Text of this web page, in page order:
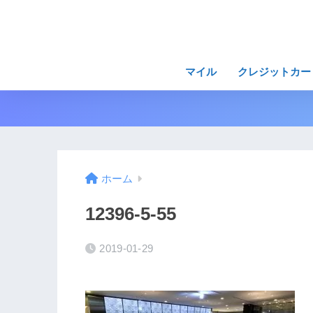
マイル クレジットカー
ホーム
12396-5-55
2019-01-29